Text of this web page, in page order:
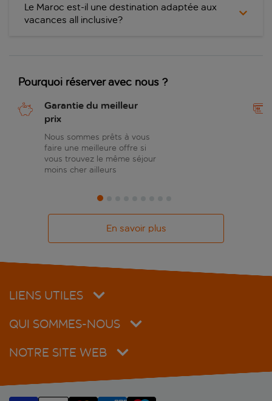
Le Maroc est-il une destination adaptée aux
vacances all inclusive?
Pourquoi réserver avec nous ?
Garantie du meilleur
prix
Nous sommes prêts à vous
faire une meilleure offre si
vous trouvez le même séjour
moins cher ailleurs
En savoir plus
LIENS UTILES
QUI SOMMES-NOUS
NOTRE SITE WEB